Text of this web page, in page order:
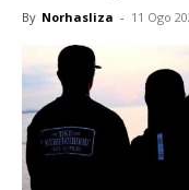
By Norhasliza - 11 Ogo